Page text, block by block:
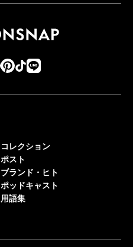
コレクション
ポスト
ブランド・ヒト
ポッドキャスト
用語集